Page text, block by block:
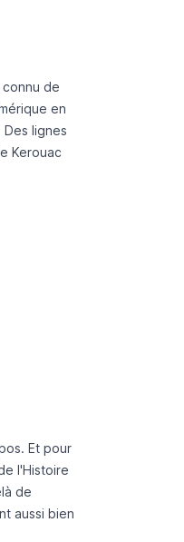
de
en
lignes
Kerouac
Et pour
l'Histoire
de
aussi bien